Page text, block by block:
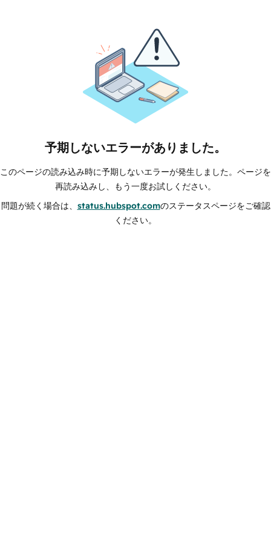
予期しないエラーがありました。
このページの読み込み時に予期しないエラーが発生しました。ページを
再読み込みし、もう一度お試しください。
問題が続く場合は、 status.hubspot.comのステータスページをご確認
ください。